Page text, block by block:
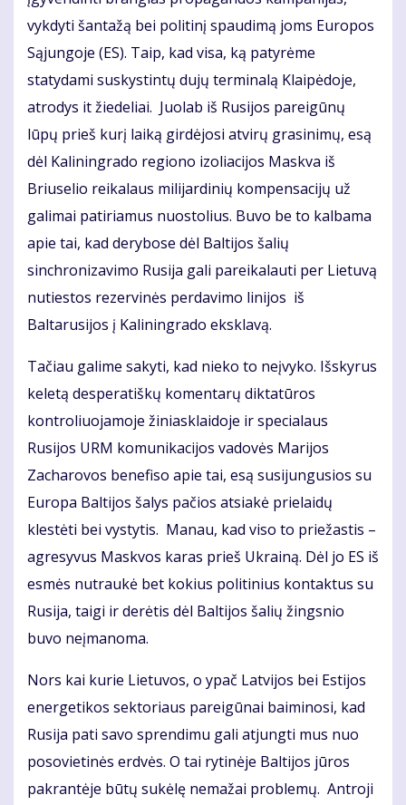
vykdyti šantažą bei politinį spaudimą joms Europos
Sąjungoje (ES). Taip, kad visa, ką patyrėme
statydami suskystintų dujų terminalą Klaipėdoje,
atrodys it žiedeliai. Juolab iš Rusijos pareigūnų
lūpų prieš kurį laiką girdėjosi atvirų grasinimų, esą
dėl Kaliningrado regiono izoliacijos Maskva iš
Briuselio reikalaus milijardinių kompensacijų už
galimai patiriamus nuostolius. Buvo be to kalbama
apie tai, kad derybose dėl Baltijos šalių
sinchronizavimo Rusija gali pareikalauti per Lietuvą
nutiestos rezervinės perdavimo linijos iš
Baltarusijos į Kaliningrado eksklavą.
Tačiau galime sakyti, kad nieko to neįvyko. Išskyrus
keletą desperatiškų komentarų diktatūros
kontroliuojamoje žiniasklaidoje ir specialaus
Rusijos URM komunikacijos vadovės Marijos
Zacharovos benefiso apie tai, esą susijungusios su
Europa Baltijos šalys pačios atsiakė prielaidų
klestėti bei vystytis. Manau, kad viso to priežastis –
agresyvus Maskvos karas prieš Ukrainą. Dėl jo ES iš
esmės nutraukė bet kokius politinius kontaktus su
Rusija, taigi ir derėtis dėl Baltijos šalių žingsnio
buvo neįmanoma.
Nors kai kurie Lietuvos, o ypač Latvijos bei Estijos
energetikos sektoriaus pareigūnai baiminosi, kad
Rusija pati savo sprendimu gali atjungti mus nuo
posovietinės erdvės. O tai rytinėje Baltijos jūros
pakrantėje būtų sukėlę nemažai problemų. Antroji